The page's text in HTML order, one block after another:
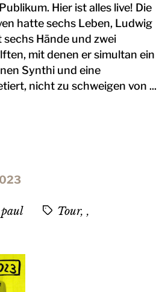
Hier ist alles live! Die
hatte sechs Leben, Ludwig
Hände und zwei
mit denen er simultan ein
Synthi und eine
nicht zu schweigen von ...
paul
Tour, ,